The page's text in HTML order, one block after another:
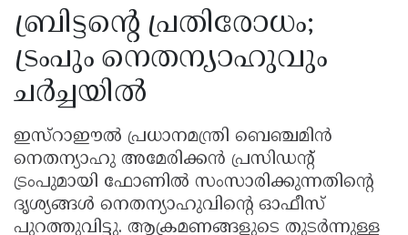
ബ്രിട്ടന്റെ പ്രതിരോധം;
ട്രംപും നെതന്യാഹുവും
ചർച്ചയിൽ
ഇസ്റാഈൽ പ്രധാനമന്ത്രി ബെഞ്ചമിൻ
നെതന്യാഹു അമേരിക്കൻ പ്രസിഡൻ്റ്
ട്രംപുമായി ഫോണിൽ സംസാരിക്കുന്നതിന്റെ
ദൃശ്യങ്ങൾ നെതന്യാഹുവിന്റെ ഓഫീസ്
പുറത്തുവിട്ടു. ആക്രമണങ്ങളുടെ തുടർന്നുള്ള